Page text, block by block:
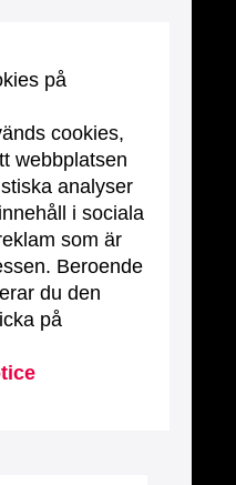
på
cookies,
webbplatsen
analyser
i sociala
som är
Beroende
du den
på